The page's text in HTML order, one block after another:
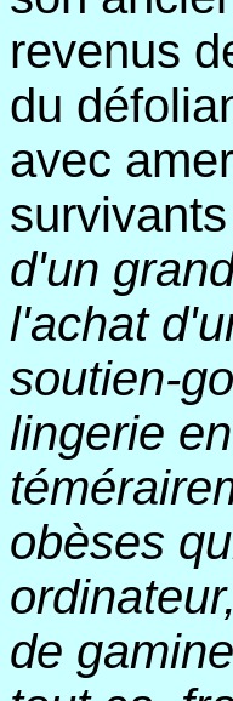
revenus
du
avec
d'un
l'achat
soutien-
lingerie
obèses
de